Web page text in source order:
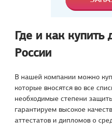
Где и как купить
России
В нашей компании можно
которые вносятся во все
необходимые степени
гарантируем высокое
аттестатов и дипломов о